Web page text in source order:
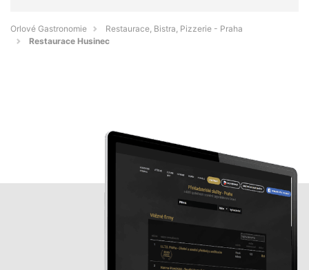
Orlové Gastronomie
Restaurace, Bistra, Pizzerie - Praha
Restaurace Husinec